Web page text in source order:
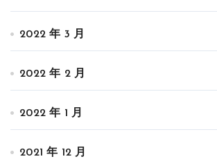
2022 年 3 月
2022 年 2 月
2022 年 1 月
2021 年 12 月